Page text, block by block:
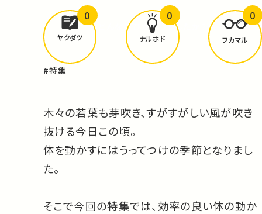
どんな学びがありましたか？
ヤクダツ
0
ナルホド
0
フカマル
0
#特集
木々の若葉も芽吹き、すがすがしい風が吹き
抜ける今日この頃。
体を動かすにはうってつけの季節となりまし
た。
そこで今回の特集では、効率の良い体の動か